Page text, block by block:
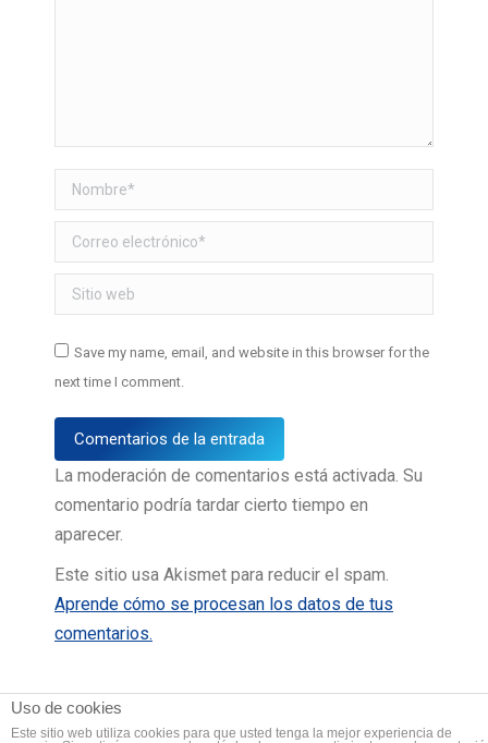
Nombre *
Correo electrónico *
Sitio web
Save my name, email, and website in this browser for the
next time I comment.
Comentarios de la entrada
La moderación de comentarios está activada. Su
comentario podría tardar cierto tiempo en
aparecer.
Este sitio usa Akismet para reducir el spam.
Aprende cómo se procesan los datos de tus
comentarios.
Uso de cookies
Este sitio web utiliza cookies para que usted tenga la mejor experiencia de